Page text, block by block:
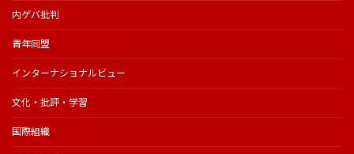
内ゲバ批判
青年同盟
インターナショナルビュー
文化・批評・学習
国際組織